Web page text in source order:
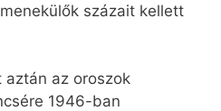
százait kellett
az oroszok
1946-ban